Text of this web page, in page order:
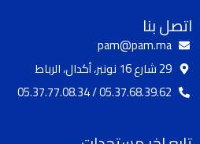
اتصل بنا
pam@pam.ma
29 شارع 16 نونبر، أكدال، الرباط
05.37.68.39.62 / 05.37.77.08.34